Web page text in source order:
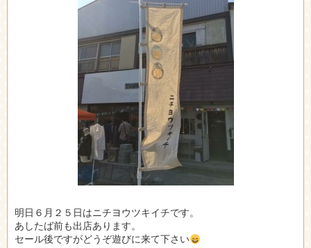
明日６月２５日はニチヨウツキイチです。
あしたば前も出店あります。
セール後ですがどうぞ遊びに来て下さい